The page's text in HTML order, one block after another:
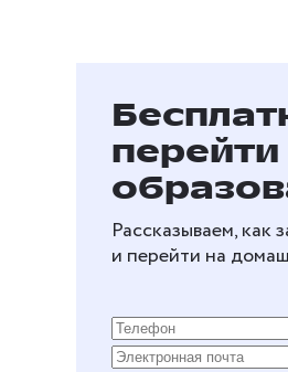
Рассказываем,
и перейти на